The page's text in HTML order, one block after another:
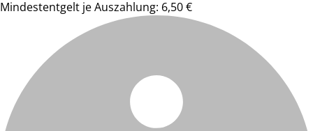
Mindestentgelt je Auszahlung: 6,50 €